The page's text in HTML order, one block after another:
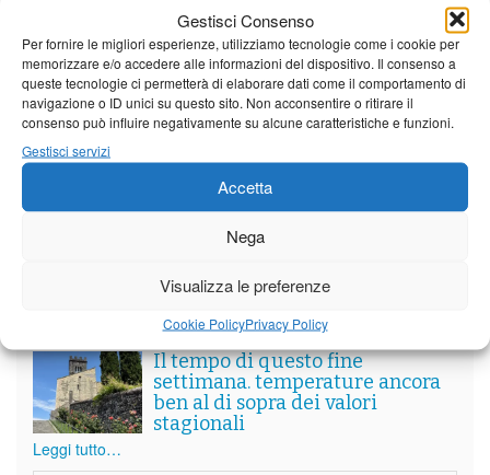
Gestisci Consenso
Per fornire le migliori esperienze, utilizziamo tecnologie come i cookie per
memorizzare e/o accedere alle informazioni del dispositivo. Il consenso a
queste tecnologie ci permetterà di elaborare dati come il comportamento di
navigazione o ID unici su questo sito. Non acconsentire o ritirare il
consenso può influire negativamente su alcune caratteristiche e funzioni.
Gestisci servizi
Accetta
Nega
Visualizza le preferenze
Cookie PolicyPrivacy Policy
Partite le Piazzette 2026
Vedi tutti i servizi
Il tempo di questo fine
settimana. temperature ancora
ben al di sopra dei valori
stagionali
Leggi tutto…